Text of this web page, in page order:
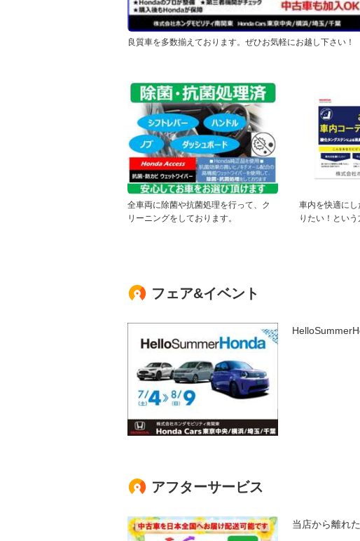
良質車を多数揃えております。ぜひお気軽にお越し下さい！
全車両に除菌や抗菌処理を行って、ク
リーニングをしております。
車内を快適に
りたい！という
フェア&イベント
アフターサービス
当店から離れ